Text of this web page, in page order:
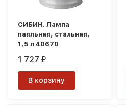
СИБИН. Лампа
паяльная, стальная,
1,5 л 40670
1 727₽
В корзину